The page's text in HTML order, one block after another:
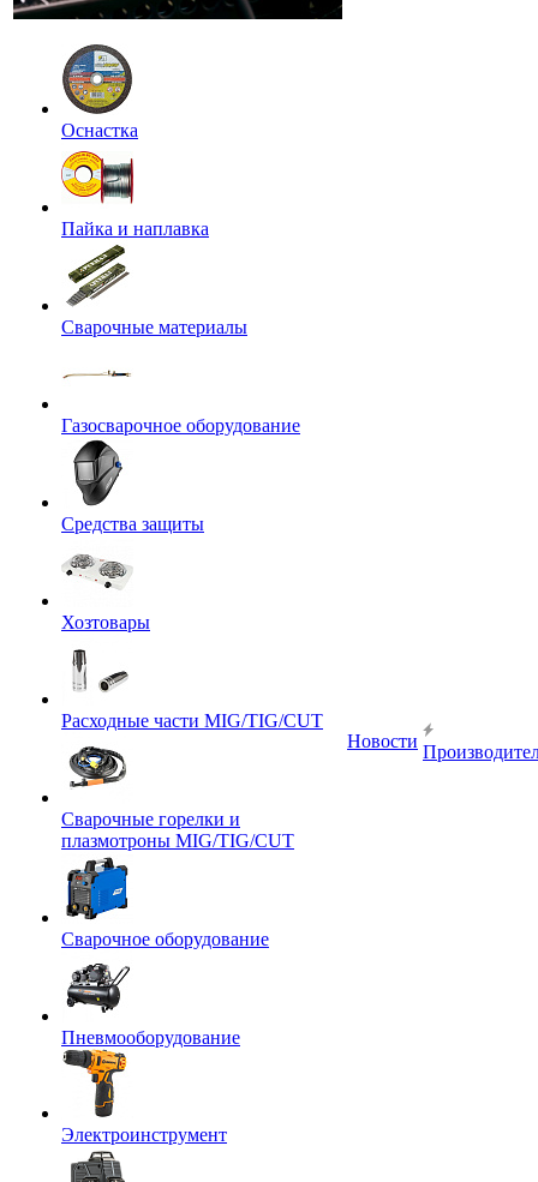
Оснастка
Пайка и наплавка
Сварочные материалы
Газосварочное оборудование
Средства защиты
Хозтовары
Расходные части MIG/TIG/CUT
Сварочные горелки и
плазмотроны MIG/TIG/CUT
Сварочное оборудование
Пневмооборудование
Электроинструмент
Новости